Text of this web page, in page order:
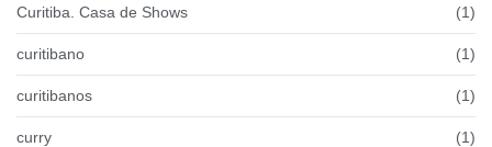
Curitiba. Casa de Shows (1)
curitibano (1)
curitibanos (1)
curry (1)